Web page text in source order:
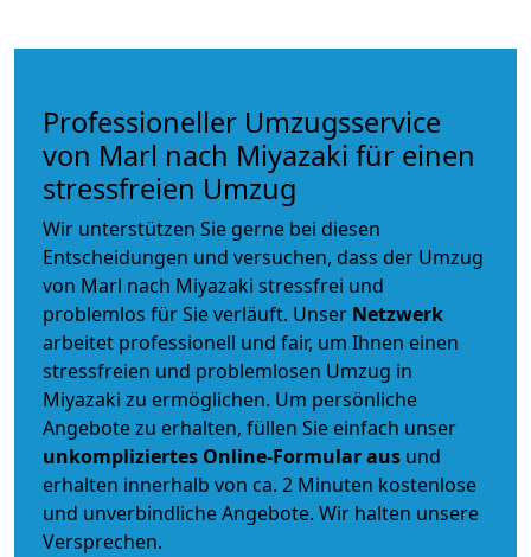
Professioneller Umzugsservice
von Marl nach Miyazaki für einen
stressfreien Umzug
Wir unterstützen Sie gerne bei diesen
Entscheidungen und versuchen, dass der Umzug
von Marl nach Miyazaki stressfrei und
problemlos für Sie verläuft. Unser Netzwerk
arbeitet professionell und fair, um Ihnen einen
stressfreien und problemlosen Umzug in
Miyazaki zu ermöglichen. Um persönliche
Angebote zu erhalten, füllen Sie einfach unser
unkompliziertes Online-Formular aus und
erhalten innerhalb von ca. 2 Minuten kostenlose
und unverbindliche Angebote. Wir halten unsere
Versprechen.